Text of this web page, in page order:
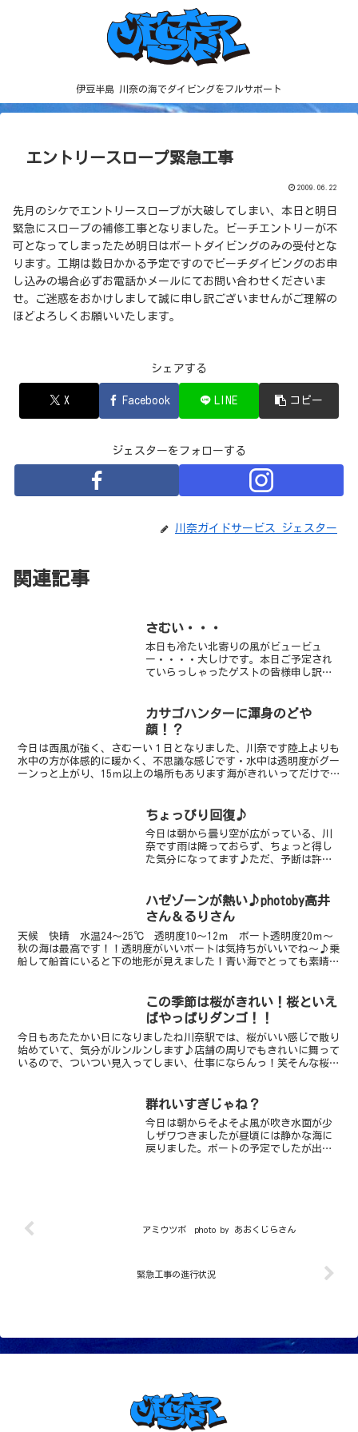
伊豆半島 川奈の海でダイビングをフルサポート
エントリースロープ緊急工事
2009.06.22
先月のシケでエントリースロープが大破してしまい、本日と明日
緊急にスロープの補修工事となりました。ビーチエントリーが不
可となってしまったため明日はボートダイビングのみの受付とな
ります。工期は数日かかる予定ですのでビーチダイビングのお申
し込みの場合必ずお電話かメールにてお問い合わせくださいま
せ。ご迷惑をおかけしまして誠に申し訳ございませんがご理解の
ほどよろしくお願いいたします。
シェアする
X Facebook LINE コピー
ジェスターをフォローする
川奈ガイドサービス ジェスター
関連記事
さむい・・・
本日も冷たい北寄りの風がビュービュ
ー・・・・大しけです。本日ご予定され
ていらっしゃったゲストの皆様申し訳ご
カサゴハンターに渾身のどや
顔！？
今日は西風が強く、さむーい１日となりました、川奈です陸上よりも
水中の方が体感的に暖かく、不思議な感じです・水中は透明度がグー
ーンっと上がり、15ｍ以上の場所もあります海がきれいってだけで
ちょっぴり回復♪
今日は朝から曇り空が広がっている、川
奈です雨は降っておらず、ちょっと得し
た気分になってます♪ただ、予断は許さ
前は、3－4ｍでしたが、今は6－8ｍぐら
いになってますなので...
ハゼゾーンが熱い♪photoby高井
さん＆るりさん
天候 快晴 水温24～25℃ 透明度10～12ｍ ボート透明度20ｍ～
秋の海は最高です！！透明度がいいボートは気持ちがいいでね～♪乗
船して船首にいると下の地形が見えました！青い海でとっても素晴ら
この季節は桜がきれい！桜といえ
ばやっぱりダンゴ！！
今日もあたたかい日になりましたね川奈駅では、桜がいい感じで散り
始めていて、気分がルンルンします♪店舗の周りでもきれいに舞って
いるので、ついつい見入ってしまい、仕事にならんっ！笑そんな桜の
群れいすぎじゃね？
今日は朝からそよそよ風が吹き水面が少
しザワつきましたが昼頃には静かな海に
戻りました。ボートの予定でしたが出船
アミウツボ photo by あおくじらさん
緊急工事の進行状況